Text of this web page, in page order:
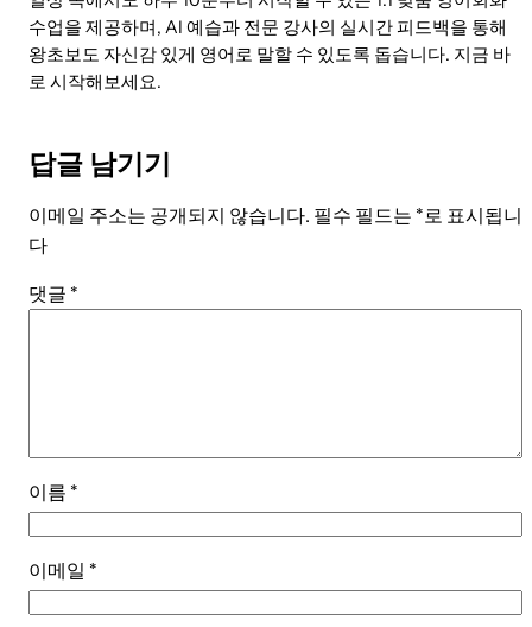
수업을 제공하며, AI 예습과 전문 강사의 실시간 피드백을 통해
왕초보도 자신감 있게 영어로 말할 수 있도록 돕습니다. 지금 바
로 시작해보세요.
답글 남기기
이메일 주소는 공개되지 않습니다. 필수 필드는 *로 표시됩니
다
댓글 *
이름 *
이메일 *